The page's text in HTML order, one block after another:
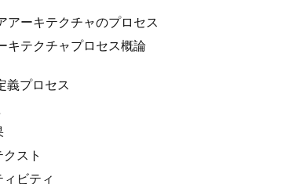
アーキテクチャのプロセス
キテクチャプロセス概論
義プロセス
スト
ビティ